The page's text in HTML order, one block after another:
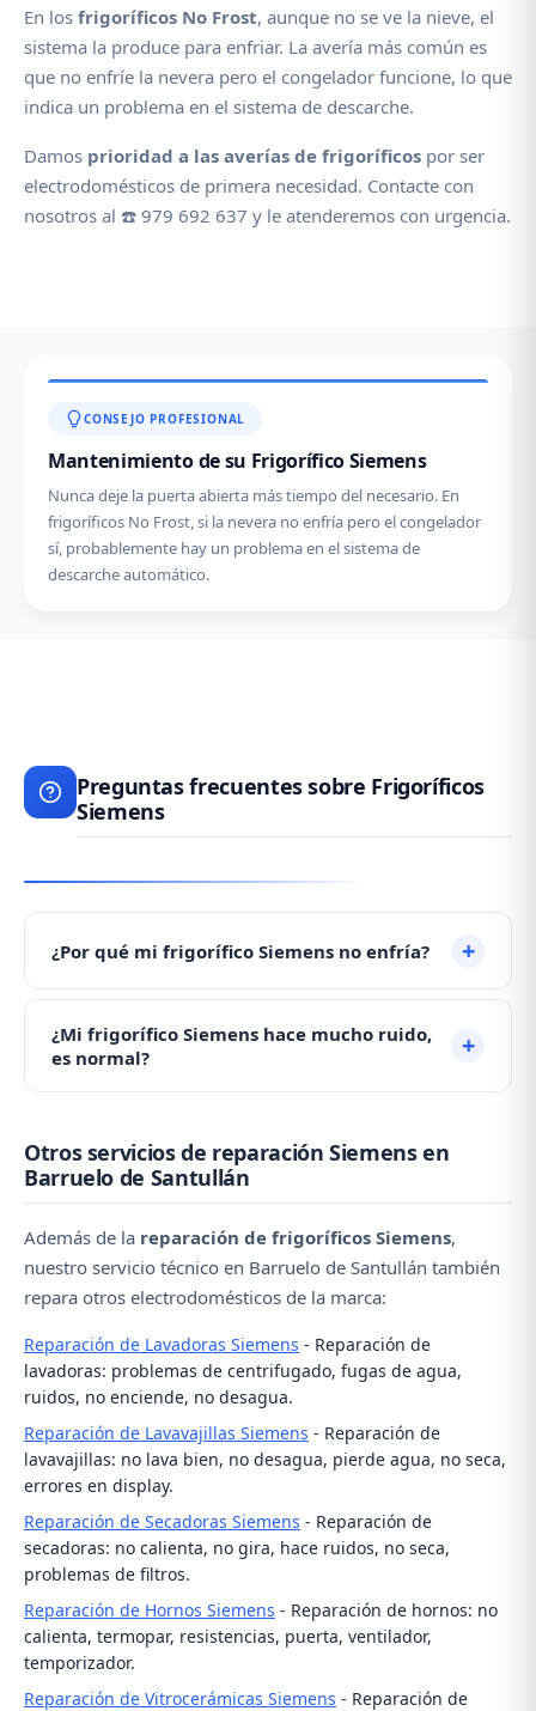
En los frigoríficos No Frost, aunque no se ve la nieve, el
sistema la produce para enfriar. La avería más común es
que no enfríe la nevera pero el congelador funcione, lo que
indica un problema en el sistema de descarche.
Damos prioridad a las averías de frigoríficos por ser
electrodomésticos de primera necesidad. Contacte con
nosotros al ☎️ 979 692 637 y le atenderemos con urgencia.
CONSEJO PROFESIONAL
Mantenimiento de su Frigorífico Siemens
Nunca deje la puerta abierta más tiempo del necesario. En
frigoríficos No Frost, si la nevera no enfría pero el congelador
sí, probablemente hay un problema en el sistema de
descarche automático.
Preguntas frecuentes sobre Frigoríficos
Siemens
¿Por qué mi frigorífico Siemens no enfría?
Si su frigorífico no enfría, puede deberse al
compresor, al termostato, a una fuga de gas
nosotros al ☎️ 979 692 637 y le atenderemos con
urgencia.
¿Mi frigorífico Siemens hace mucho ruido,
es normal?
arrancando, agua circulando). Pero golpes,
zumbidos fuertes o vibraciones excesivas indican un
para diagnóstico.
Otros servicios de reparación Siemens en
Barruelo de Santullán
Además de la reparación de frigoríficos Siemens,
nuestro servicio técnico en Barruelo de Santullán también
repara otros electrodomésticos de la marca:
Reparación de Lavadoras Siemens - Reparación de
lavadoras: problemas de centrifugado, fugas de agua,
ruidos, no enciende, no desagua.
Reparación de Lavavajillas Siemens - Reparación de
lavavajillas: no lava bien, no desagua, pierde agua, no seca,
errores en display.
Reparación de Secadoras Siemens - Reparación de
secadoras: no calienta, no gira, hace ruidos, no seca,
problemas de filtros.
Reparación de Hornos Siemens - Reparación de hornos: no
calienta, termopar, resistencias, puerta, ventilador,
temporizador.
Reparación de Vitrocerámicas Siemens - Reparación de